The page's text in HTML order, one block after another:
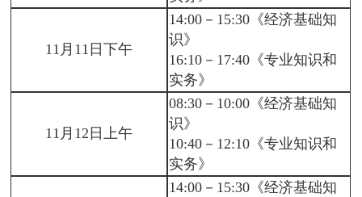
11月11日下午
14:00－15:30《经济基础知
识》
16:10－17:40《专业知识和
实务》
11月12日上午
08:30－10:00《经济基础知
识》
10:40－12:10《专业知识和
实务》
14:00－15:30《经济基础知